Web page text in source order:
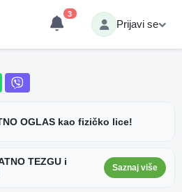
3
Prijavi se
OGLAS kao fizičko lice!
TEZGU i
Saznaj više